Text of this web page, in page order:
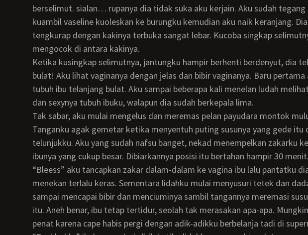
berselimut. sialan… rupanya dia tidak suka aku kerjain. Aku sudah tegang
kuambil vaseline kuoleskan ke burungku kemudian aku naik keranjang.
tengkurap dengan kakinya terbuka sangat lebar. Kucoba singkap
mengocok di antara kakinya.
Ketika kusingkap selimutnya, jantungku hampir berhenti berdenyut, dia telanjang
bulat! Aku lihat vaginanya dengan jelas dan bibir vaginanya. Baru pertama
tubuh ibu telanjang bulat. Aku sampai beberapa kali menelan ludah
dan sexynya tubuh ibuku, walapun dia sudah berkepala lima.
Tak sabar, aku mulai mengelus dan meremas pelan payudara montok mulus itu.
Tanganku agak gemetar ketika menyentuh puting susunya yang gede itu
telunjukku. Aku yang sudah nafsu banget, nekad menempelkan zakarku
ibunya yang cukup besar. Dibiarkannya posisi itu bertahan hampir 30 menit.
“Bleess” aku tancapkan zakar dalam-dalam ke vagina ibu lalu pantatku diam. Tidak
menekan terlalu keras. Sementara lidahku mulai menyusuri tetek dan
sampai mencapai bibir dan menciuminya sambil tangannya meremasi
itu. Aneh benar, ibu tetap tertidur, seolah tak merasakan apa-apa.
penat karena cape habis pergi dengan adik-adikku berbelanja tadi di